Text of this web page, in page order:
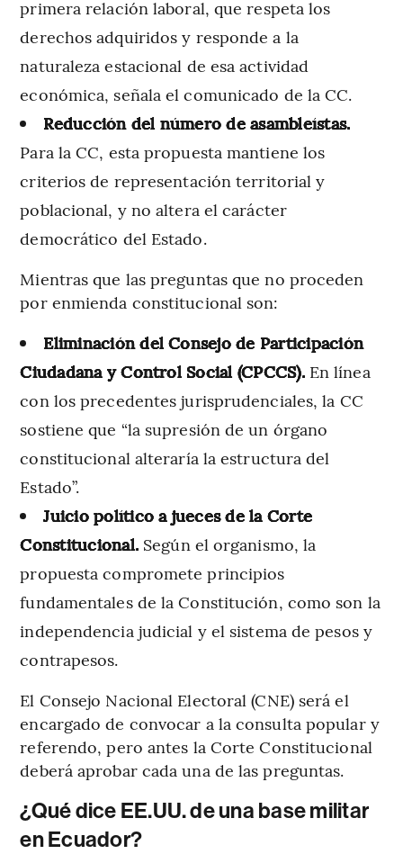
primera relación laboral, que respeta los
derechos adquiridos y responde a la
naturaleza estacional de esa actividad
económica, señala el comunicado de la CC.
Reducción del número de asambleístas.
Para la CC, esta propuesta mantiene los
criterios de representación territorial y
poblacional, y no altera el carácter
democrático del Estado.
Mientras que las preguntas que no proceden
por enmienda constitucional son:
Eliminación del Consejo de Participación
Ciudadana y Control Social (CPCCS).En línea
con los precedentes jurisprudenciales, la CC
sostiene que “la supresión de un órgano
constitucional alteraría la estructura del
Estado”.
Juicio político a jueces de la Corte
Constitucional. Según el organismo, la
propuesta compromete principios
fundamentales de la Constitución, como son la
independencia judicial y el sistema de pesos y
contrapesos.
El Consejo Nacional Electoral (CNE) será el
encargado de convocar a la consulta popular y
referendo, pero antes la Corte Constitucional
deberá aprobar cada una de las preguntas.
¿Qué dice EE.UU. de una base militar
en Ecuador?